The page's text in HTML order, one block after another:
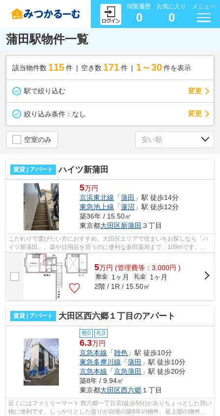
閲覧履歴
0
お気に入り
0
メニュー
蒲田駅物件一覧
該当物件数 115件 空き数 171 件 1～30 件を表示
駅で絞り込む 変更
絞り込み条件： なし 変更
空室のみ
賃貸 | アパート ハイツ新蒲田
5万円
京浜東北線 「蒲田 」駅 徒歩14分
東急池上線 「蓮沼 」駅 徒歩12分
築36年 / 15.50㎡
東京都大田区新蒲田 ３丁目
こだわりで選びたい方におすすめ。大田区エリアで住まいをお探しなら「ハ
イツ新蒲田」。薬や日用品を買うのに便利な多田薬局まで、109mです。快
適な暮らしがしたいとお考えの方に、ぜ...
5万円 (管理費等：3,000円 )
敷金 1ヶ月 礼金
1ヶ月
2階 / 1R / 15.50㎡
賃貸 | アパート 大田区西六郷１丁目のアパート
敷0 礼0
6.3万円
京急本線 「雑色 」駅 徒歩10分
東急多摩川線 「蒲田 」駅 徒歩10分
京急本線 「京急蒲田 」駅 徒歩20分
築8年 / 9.94㎡
東京都大田区西六郷 １丁目
近くにはファミリーマート 西六郷一丁目店(徒歩5分)がありちょっとした買い
物に便利です。しっかりとした造りが自慢の築8年の物件。最上階の物件で